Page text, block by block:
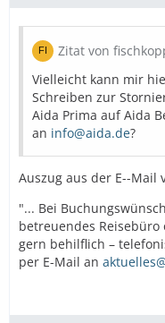
Zitat von
Vielleicht kann mir
Schreiben zur
Aida Prima auf Aida
an info@aida.de?
Auszug aus der E--Mail
"... Bei
betreuendes
gern behilflich –
per E-Mail an